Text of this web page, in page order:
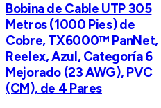
Bobina de Cable UTP 305
Metros (1000 Pies) de
Cobre, TX6000™ PanNet,
Reelex, Azul, Categoría 6
Mejorado (23 AWG), PVC
(CM), de 4 Pares